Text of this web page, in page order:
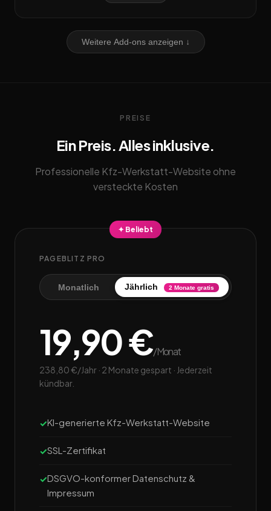
Weitere Add-ons anzeigen ↓
PREISE
Ein Preis. Alles inklusive.
Professionelle Kfz-Werkstatt-Website ohne
versteckte Kosten
✦ Beliebt
PAGEBLITZ PRO
Monatlich Jährlich 2 Monate gratis
19,90 €/Monat
238,80 €/Jahr · 2 Monate gespart · Jederzeit
kündbar.
KI-generierte Kfz-Werkstatt-Website
SSL-Zertifikat
DSGVO-konformer Datenschutz &
Impressum